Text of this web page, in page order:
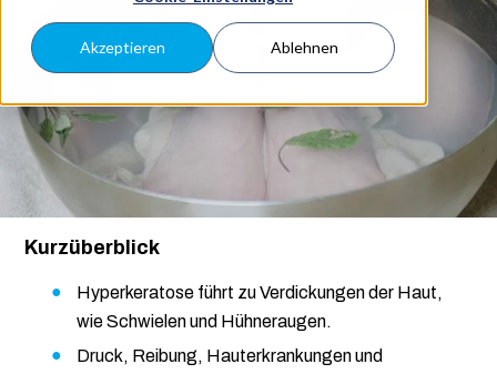
Akzeptieren Ablehnen
Kurzüberblick
Hyperkeratose führt zu Verdickungen der Haut,
wie Schwielen und Hühneraugen.
Druck, Reibung, Hauterkrankungen und